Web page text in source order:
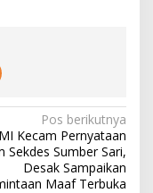
Pos berikutnya
Kecam Pernyataan
Sekdes Sumber Sari,
Desak Sampaikan
Maaf Terbuka